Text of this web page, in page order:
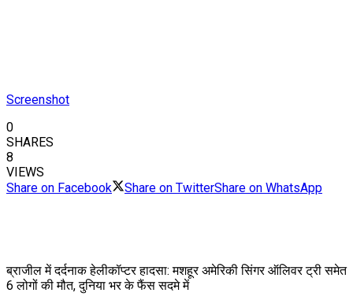
Screenshot
0
SHARES
8
VIEWS
Share on Facebook
Share on TwitterShare on WhatsApp
ब्राजील में दर्दनाक हेलीकॉप्टर हादसा: मशहूर अमेरिकी सिंगर ऑलिवर ट्री समेत
6 लोगों की मौत, दुनिया भर के फैंस सदमे में